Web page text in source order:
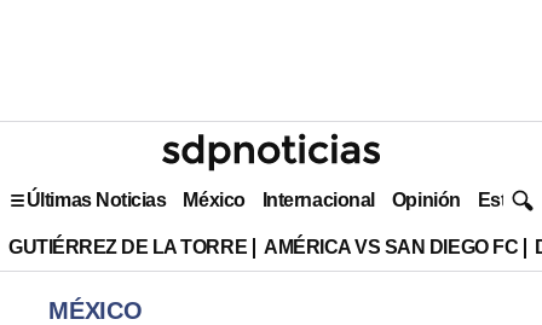
Últimas Noticias México Internacional Opinión Estilo
GUTIÉRREZ DE LA TORRE AMÉRICA VS SAN DIEGO FC
MÉXICO